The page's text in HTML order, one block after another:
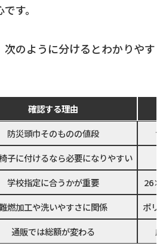
す。
のように分けるとわかりやす
確認する理由
防災頭巾そのものの値段
子に付けるなら必要になりやすい
学校指定に合うかが重要
燃加工や洗いやすさに関係
ポリ
通販では総額が変わる